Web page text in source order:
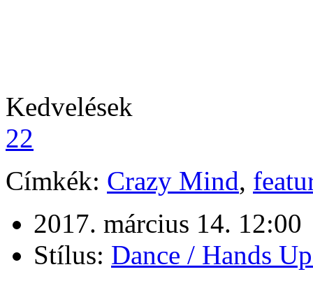
Kedvelések
22
Címkék: Crazy Mind,
2017. március 14. 12:00
Stílus: Dance / Hands